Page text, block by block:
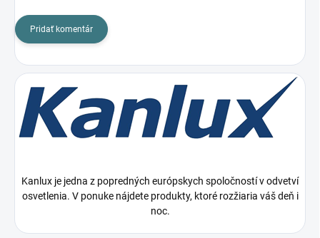
Pridať komentár
Kanlux je jedna z popredných európskych spoločností v odvetví
osvetlenia. V ponuke nájdete produkty, ktoré rozžiaria váš deň i
noc.